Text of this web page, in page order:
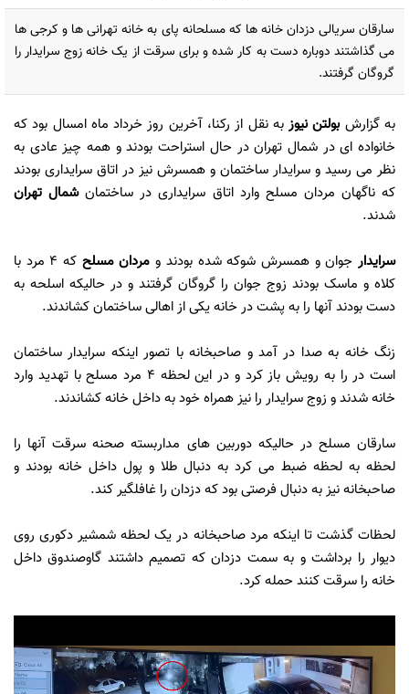
سارقان سریالی دزدان خانه ها که مسلحانه پای به خانه تهرانی ها و کرجی ها
می گذاشتند دوباره دست به کار شده و برای سرقت از یک خانه زوج سرایدار را
گروگان گرفتند.
به گزارش بولتن نیوزبه نقل از رکنا، آخرین روز خرداد ماه امسال بود که
خانواده ای در شمال تهران در حال استراحت بودند و همه چیز عادی به
نظر می رسید و سرایدار ساختمان و همسرش نیز در اتاق سرایداری بودند
که ناگهان مردان مسلح وارد اتاق سرایداری در ساختمانشمال تهران
شدند.
سرایدار جوان و همسرش شوکه شده بودند و مردان مسلح
که 4 مرد با
کلاه و ماسک بودند زوج جوان را گروگان گرفتند و در حالیکه اسلحه به
دست بودند آنها را به پشت در خانه یکی از اهالی ساختمان کشاندند.
زنگ خانه به صدا در آمد و صاحبخانه با تصور اینکه سرایدار ساختمان
است در را به رویش باز کرد و در این لحظه 4 مرد مسلح با تهدید وارد
خانه شدند و زوج سرایدار را نیز همراه خود به داخل خانه کشاندند.
سارقان مسلح در حالیکه دوربین های مداربسته صحنه سرقت آنها را
لحظه به لحظه ضبط می کرد به دنبال طلا و پول داخل خانه بودند و
صاحبخانه نیز به دنبال فرصتی بود که دزدان را غافلگیر کند.
لحظات گذشت تا اینکه مرد صاحبخانه در یک لحظه شمشیر دکوری روی
دیوار را برداشت و به سمت دزدان که تصمیم داشتند گاوصندوق داخل
خانه را سرقت کنند حمله کرد.